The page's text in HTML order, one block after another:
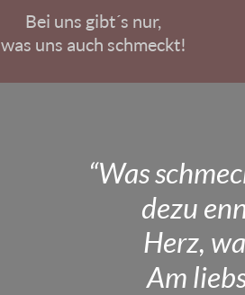
Bei uns gibt´s nur,
was uns auch schmeckt!
“Was
dezu
Herz,
Am